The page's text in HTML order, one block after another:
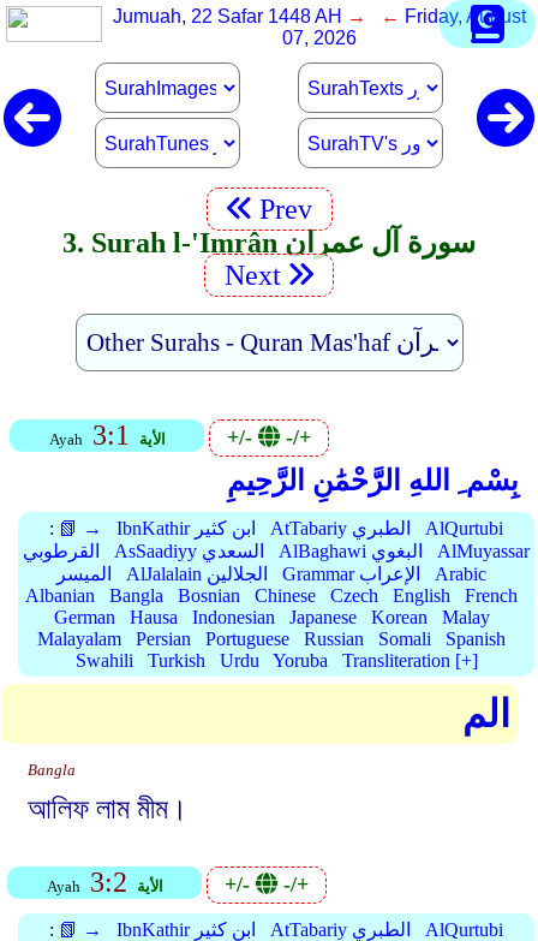
Jumuah, 22 Safar 1448 AH → ← Friday, August
07, 2026
Prev
3. Surah l-'Imrân سورة آل عمران
Next
Ayah 3:1 الأية +/- -/+
بِسْم ِ اللهِ الرَّحْمَٰنِ الرَّحِيمِ
: 📗 → IbnKathir ابن كثير AtTabariy الطبري
AlQurtubi
القرطوبي
AsSaadiyy السعدي AlBaghawi البغوي
AlMuyassar
الميسر
AlJalalain الجلالين Grammar الإعراب
Arabic
Albanian
Bangla Bosnian Chinese Czech English
French
German
Hausa Indonesian Japanese Korean
Malay
Malayalam
Persian Portuguese Russian Somali
Spanish
Swahili
Turkish Urdu Yoruba Transliteration [+]
الم
Bangla
আলিফ লাম মীম।
Ayah 3:2 الأية +/- -/+
: 📗 → IbnKathir ابن كثير AtTabariy الطبري
AlQurtubi